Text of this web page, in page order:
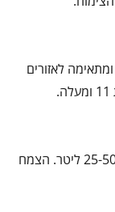
לאזורים
כן, אפשר לגדל נרנחילה בעציץ בגודל של לפחות 25-50 ליטר. הצמח